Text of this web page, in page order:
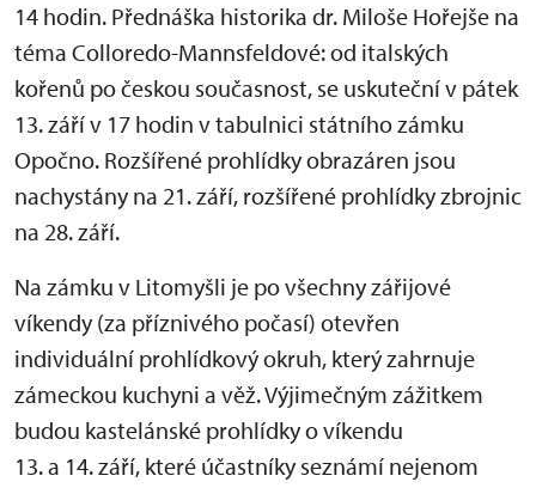
14 hodin. Přednáška historika dr. Miloše Hořejše na
téma Colloredo-Mannsfeldové: od italských
kořenů po českou současnost, se uskuteční v pátek
13. září v 17 hodin v tabulnici státního zámku
Opočno. Rozšířené prohlídky obrazáren jsou
nachystány na 21. září, rozšířené prohlídky zbrojnic
na 28. září.
Na zámku v Litomyšli je po všechny zářijové
víkendy (za příznivého počasí) otevřen
individuální prohlídkový okruh, který zahrnuje
zámeckou kuchyni a věž. Výjimečným zážitkem
budou kastelánské prohlídky o víkendu
13. a 14. září, které účastníky seznámí nejenom